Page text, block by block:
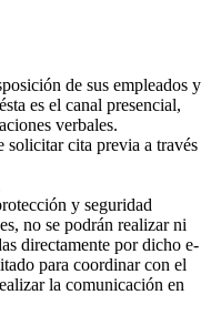
de sus empleados y
es el canal presencial,
verbales.
solicitar cita previa a través
y seguridad
no se podrán realizar ni
directamente por dicho e-
para coordinar con el
la comunicación en